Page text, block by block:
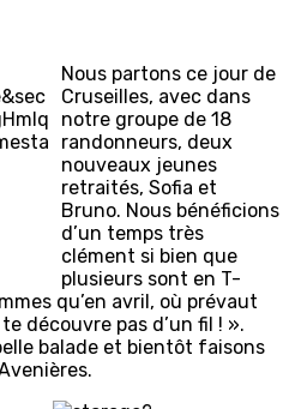
Nous partons ce jour de
Cruseilles, avec dans
notre groupe de 18
randonneurs, deux
nouveaux jeunes
retraités, Sofia et
Bruno. Nous bénéficions
d’un temps très
clément si bien que
plusieurs sont en T-
qu’en avril, où prévaut
découvre pas d’un fil ! ».
balade et bientôt faisons